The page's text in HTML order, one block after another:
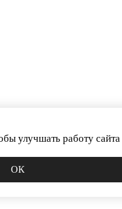
улучшать работу сайта
ОК
Узнавайте первым о